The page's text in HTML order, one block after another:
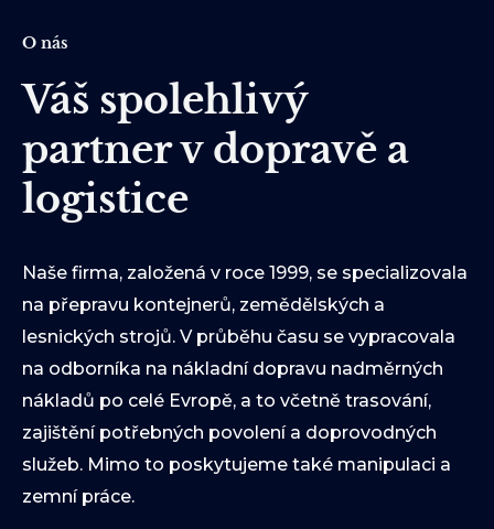
O nás
Váš spolehlivý
partner v dopravě a
logistice
Naše firma, založená v roce 1999, se specializovala
na přepravu kontejnerů, zemědělských a
lesnických strojů. V průběhu času se vypracovala
na odborníka na nákladní dopravu nadměrných
nákladů po celé Evropě, a to včetně trasování,
zajištění potřebných povolení a doprovodných
služeb. Mimo to poskytujeme také manipulaci a
zemní práce.